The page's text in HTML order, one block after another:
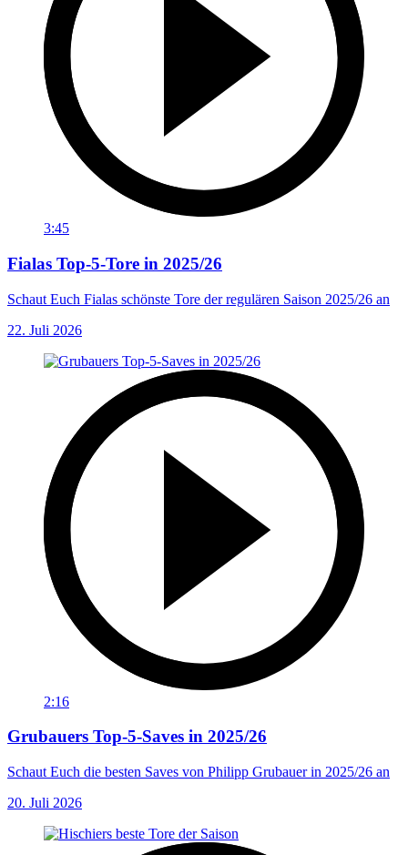
3:45
Fialas Top-5-Tore in 2025/26
Schaut Euch Fialas schönste Tore der regulären Saison 2025/26 an
22. Juli 2026
2:16
Grubauers Top-5-Saves in 2025/26
Schaut Euch die besten Saves von Philipp Grubauer in 2025/26 an
20. Juli 2026